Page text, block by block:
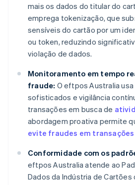
mais os dados do titular do
emprega tokenização, que
sensíveis do cartão por um
ou token, reduzindo
violação de dados.
Monitoramento em tempo
fraude: O eftpos Australia
sofisticados e vigilância
transações em busca de
abordagem proativa permite
evite fraudes em transações
Conformidade com os
eftpos Australia atende ao
Dados da Indústria de Cartões